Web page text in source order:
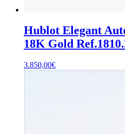
Hublot Elegant
18K Gold
3.850,00€